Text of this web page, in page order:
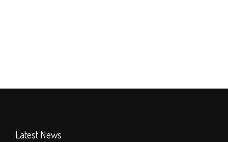
Latest News